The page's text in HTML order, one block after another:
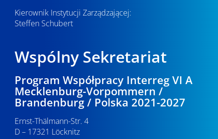
Kierownik Instytucji Zarządzającej:
Steffen Schubert
Wspólny Sekretariat
Program Współpracy Interreg VI A
Mecklenburg-Vorpommern /
Brandenburg / Polska 2021-2027
Ernst-Thälmann-Str. 4
D – 17321 Löcknitz